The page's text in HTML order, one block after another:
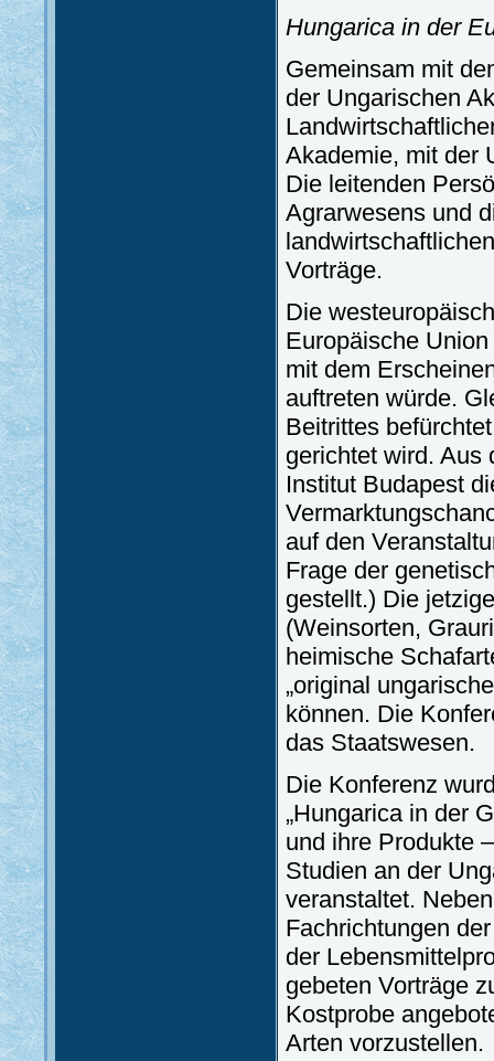
Hungarica in der
Gemeinsam mit
der Ungarischen
Akademie, mit der
Die leitenden
Agrarwesens und
Vorträge.
Die
Europäische
mit dem
auftreten würde.
Beitrittes
gerichtet wird. Aus
Institut Budapest
auf den
Frage der
gestellt.) Die
(Weinsorten,
heimische
„original
können. Die
das Staatswesen.
Die Konferenz
„Hungarica in der
und ihre Produkte
Studien an der
veranstaltet.
Fachrichtungen
der
gebeten Vorträge
Kostprobe
Arten vorzustellen.